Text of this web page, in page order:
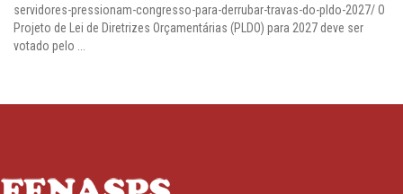
servidores-pressionam-congresso-para-derrubar-travas-do-pldo-2027/ O
Projeto de Lei de Diretrizes Orçamentárias (PLDO) para 2027 deve ser
votado pelo ...